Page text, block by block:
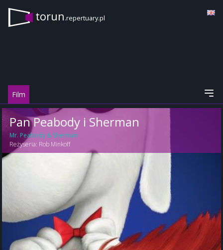
torun.repertuary.pl
Film
Pan Peabody i Sherman
Mr. Peabody & Sherman
Reżyseria: Rob Minkoff